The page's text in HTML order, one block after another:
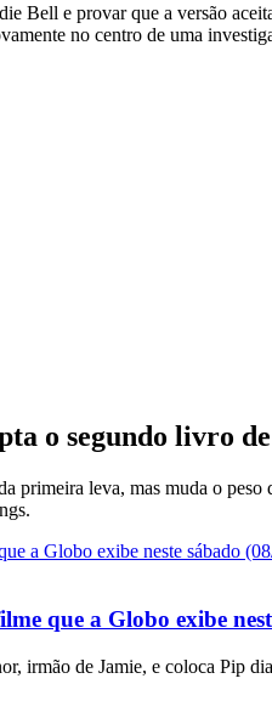
Bell e provar que a versão
no centro de uma
o segundo livro
primeira leva, mas muda o
que a Globo exibe
irmão de Jamie, e coloca Pip